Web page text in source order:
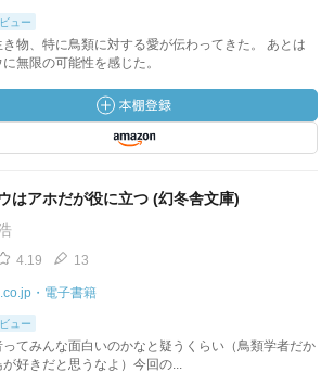
ュー
物、特に鳥類に対する愛が伝わってきた。 あとは
無限の可能性を感じた。
はアホだが役に立つ (幻冬舎文庫)
4.19 13
・電子書籍
ュー
ってみんな面白いのかなと疑うくらい（鳥類学者だか
が好きだと思うなよ）今回の...